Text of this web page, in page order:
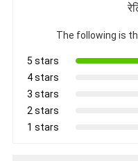
The following is
5 stars
4 stars
3 stars
2 stars
1 stars